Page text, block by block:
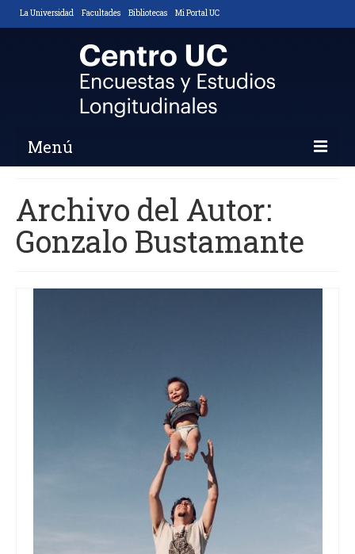
La Universidad Facultades Bibliotecas Mi Portal UC
Menú
Nosotros
Descripción y Objetivos
Áreas de Trabajo
Archivo del Autor:
Gonzalo Bustamante